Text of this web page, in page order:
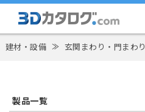
建材・設備 ≫ 玄関まわり・門まわり
製品一覧